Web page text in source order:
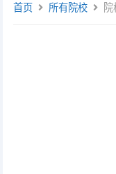
首页 所有院校